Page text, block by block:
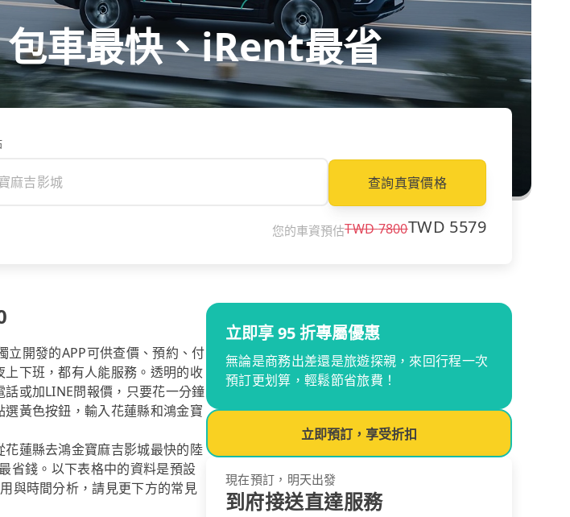
車最快、iRent最省
查詢真實價格
您的車資預估TWD7800TWD 5579
開發的APP可供查價、預約、付
下班，都有人能服務。透明的收
或加LINE問報價，只要花一分鐘
黃色按鈕，輸入花蓮縣和鴻金寶
蓮縣去鴻金寶麻吉影城最快的陸
省錢。以下表格中的資料是預設
與時間分析，請見更下方的常見
立即享 95 折專屬優惠
無論是商務出差還是旅遊探親，來回行程一次
預訂更划算，輕鬆節省旅費！
立即預訂，享受折扣
現在預訂，明天出發
到府接送直達服務